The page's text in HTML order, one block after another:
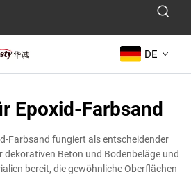
DE
Epoxid-Farbsand
Farbsand fungiert als entscheidender
dekorativen Beton und Bodenbeläge und
bereit, die gewöhnliche Oberflächen